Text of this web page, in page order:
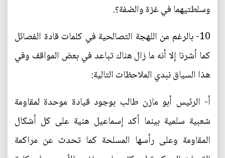
وسلطتيهما في غزة والضفة؟.
10- بالرغم من اللهجة التصالحية في كلمات قادة الفصائل
كما أشرنا إلا أنه ما زال هناك تباعد في بعض المواقف وفي
هذا السياق نبدي الملاحظات التالية:
أ‌- الرئيس أبو مازن طالب بوجود قيادة موحدة لمقاومة
شعبية سلمية بينما أكد إسماعيل هنية على كل أشكال
المقاومة وعلى رأسها المسلحة كما تحدث عن مراكمة